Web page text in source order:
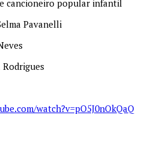
cancioneiro popular infantil
Pavanelli
com/watch?v=pO5J0nOkQaQ